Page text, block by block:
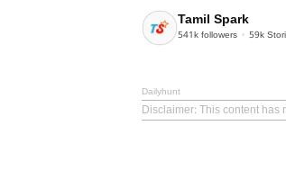
Tamil Spark
541k followers 59k
Dailyhunt
Disclaimer: This content has